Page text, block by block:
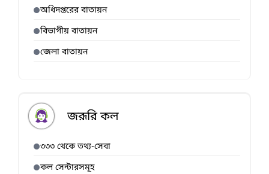
অধিদপ্তরের বাতায়ন
বিভাগীয় বাতায়ন
জেলা বাতায়ন
জরূরি কল
৩৩৩ থেকে তথ্য-সেবা
কল সেন্টারসমূহ